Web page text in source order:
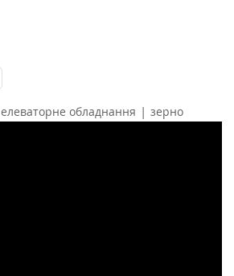
елеваторне обладнання | зерно